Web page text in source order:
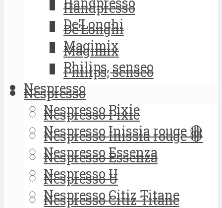
De’Longhi
Magimix
Philips, senseo
Nespresso
Nespresso Pixie
Nespresso Inissia rouge 🔴
Nespresso Essenza
Nespresso U
Nespresso Citiz Titane
Handpresso
De’Longhi
Magimix
Philips, senseo
Nespresso
Nespresso Pixie
Nespresso Inissia rouge 🔴
Nespresso Essenza
Nespresso U
Nespresso Citiz Titane